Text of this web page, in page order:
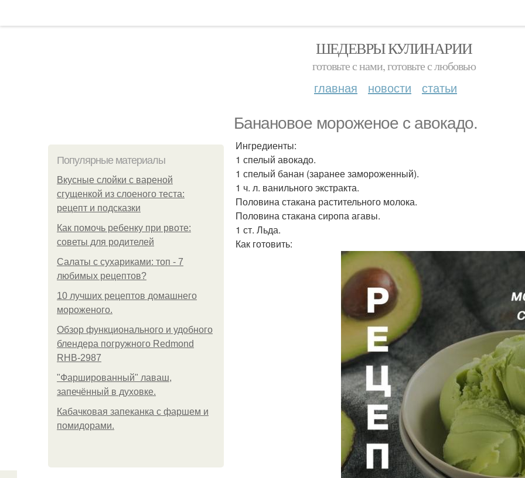
ШЕДЕВРЫ КУЛИНАРИИ
готовьте с нами, готовьте с любовью
главная новости статьи
Банановое мороженое с авокадо.
Популярные материалы
Вкусные слойки с вареной
сгущенкой из слоеного теста:
рецепт и подсказки
Как помочь ребенку при рвоте:
советы для родителей
Салаты с сухариками: топ - 7
любимых рецептов?
10 лучших рецептов домашнего
мороженого.
Обзор функционального и удобного
блендера погружного Redmond
RHB-2987
"Фаршированный" лаваш,
запечённый в духовке.
Кабачковая запеканка с фаршем и
помидорами.
Ингредиенты:
1 спелый авокадо.
1 спелый банан (заранее замороженный).
1 ч. л. ванильного экстракта.
Половина стакана растительного молока.
Половина стакана сиропа агавы.
1 ст. Льда.
Как готовить: